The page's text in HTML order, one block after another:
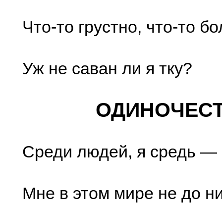
Что-то грустно, что-то
Уж не саван ли я тку?
Среди людей, я средь —
Мне в этом мире не до